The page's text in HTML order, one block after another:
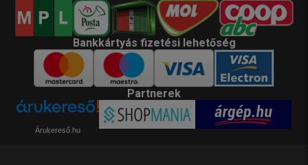
Bankkártyás fizetési lehetőség
Partnerek
Árukereső.hu